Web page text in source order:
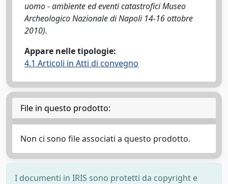
uomo - ambiente ed eventi catastrofici Museo
Archeologico Nazionale di Napoli 14-16 ottobre
2010).
Appare nelle tipologie:
4.1 Articoli in Atti di convegno
File in questo prodotto:
Non ci sono file associati a questo prodotto.
I documenti in IRIS sono protetti da copyright e